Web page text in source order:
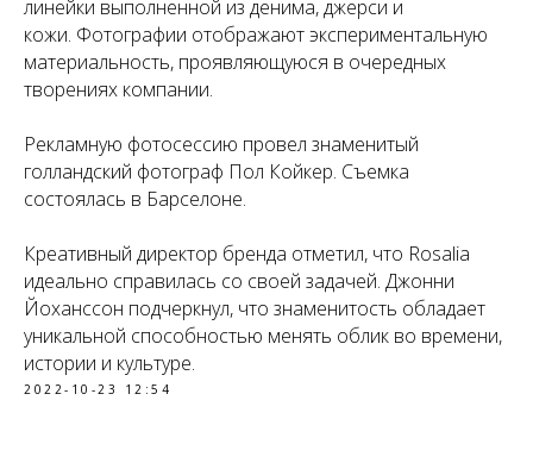
линейки выполненной из денима, джерси и
кожи. Фотографии отображают экспериментальную
материальность, проявляющуюся в очередных
творениях компании.
Рекламную фотосессию провел знаменитый
голландский фотограф Пол Койкер. Съемка
состоялась в Барселоне.
Креативный директор бренда отметил, что Rosalia
идеально справилась со своей задачей. Джонни
Йоханссон подчеркнул, что знаменитость обладает
уникальной способностью менять облик во времени,
истории и культуре.
2022-10-23 12:54